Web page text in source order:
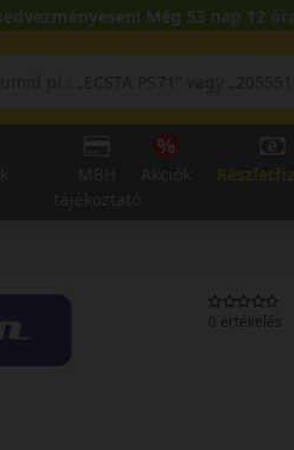
Még 53 nap 12
0 értékelés